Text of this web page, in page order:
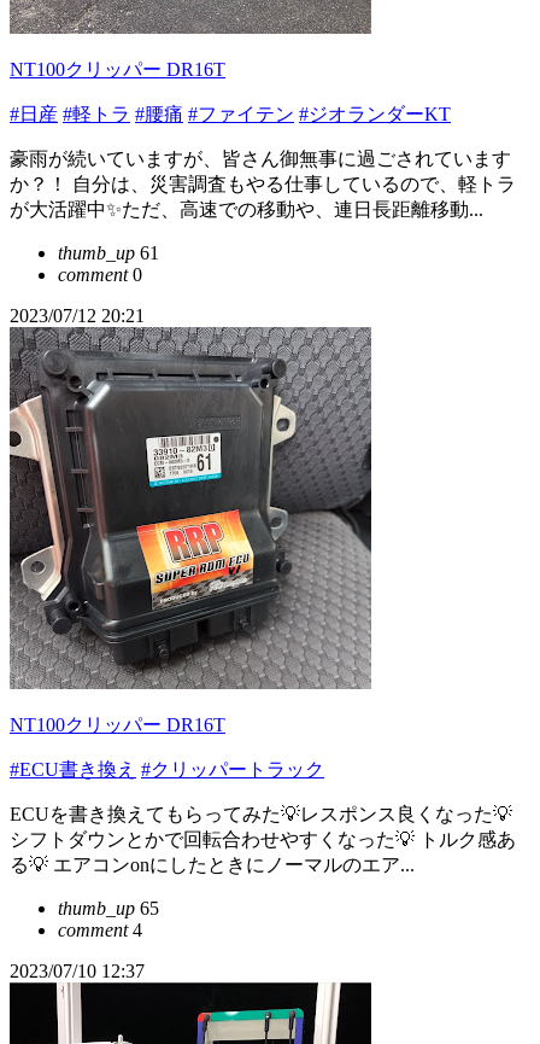
NT100クリッパー DR16T
#日産 #軽トラ #腰痛 #ファイテン #ジオランダーKT
豪雨が続いていますが、皆さん御無事に過ごされています
か？！ 自分は、災害調査もやる仕事しているので、軽トラ
が大活躍中✨ただ、高速での移動や、連日長距離移動...
thumb_up 61
comment0
2023/07/12 20:21
NT100クリッパー DR16T
#ECU書き換え #クリッパートラック
ECUを書き換えてもらってみた💡レスポンス良くなった💡
シフトダウンとかで回転合わせやすくなった💡 トルク感あ
る💡 エアコンonにしたときにノーマルのエア...
thumb_up 65
comment4
2023/07/10 12:37